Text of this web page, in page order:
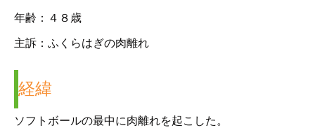
年齢：４８歳
主訴：ふくらはぎの肉離れ
経緯
ソフトボールの最中に肉離れを起こした。